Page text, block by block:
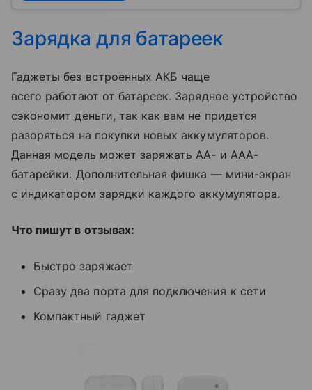
Зарядка для батареек
Гаджеты без встроенных АКБ чаще
всего работают от батареек. Зарядное устройство
сэкономит деньги, так как вам не придется
разоряться на покупки новых аккумуляторов.
Данная модель может заряжать AA- и AAA-
батарейки. Дополнительная фишка — мини-экран
с индикатором зарядки каждого аккумулятора.
Что пишут в отзывах:
Быстро заряжает
Сразу два порта для подключения к сети
Компактный гаджет